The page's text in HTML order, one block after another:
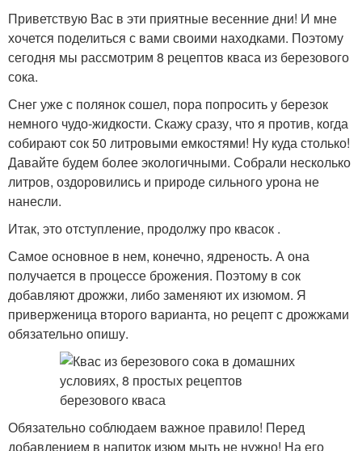
Приветствую Вас в эти приятные весенние дни! И мне
хочется поделиться с вами своими находками. Поэтому
сегодня мы рассмотрим 8 рецептов кваса из березового
сока.
Снег уже с полянок сошел, пора попросить у березок
немного чудо-жидкости. Скажу сразу, что я против, когда
собирают сок 50 литровыми емкостями! Ну куда столько!
Давайте будем более экологичными. Собрали несколько
литров, оздоровились и природе сильного урона не
нанесли.
Итак, это отступление, продолжу про квасок .
Самое основное в нем, конечно, ядреность. А она
получается в процессе брожения. Поэтому в сок
добавляют дрожжи, либо заменяют их изюмом. Я
приверженица второго варианта, но рецепт с дрожжами
обязательно опишу.
Обязательно соблюдаем важное правило! Перед
добавлением в напиток изюм мыть не нужно! На его